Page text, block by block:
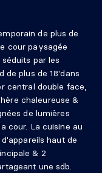
de plus de
cour paysagée
par les
de plus de 18'dans
central double face,
chaleureuse &
de lumières
cour. La cuisine au
haut de
& 2
une sdb.